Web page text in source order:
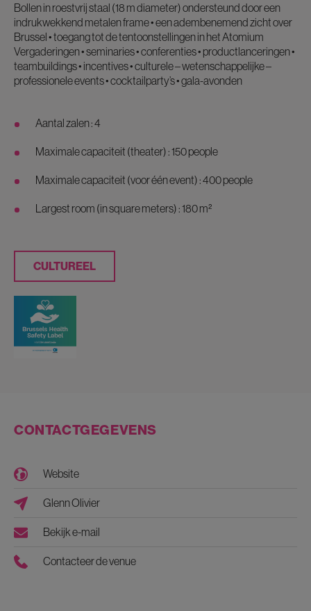
Bollen in roestvrij staal (18 m diameter) ondersteund door een
indrukwekkend metalen frame • een adembenemend zicht over
Brussel • toegang tot de tentoonstellingen in het Atomium
Vergaderingen • seminaries • conferenties • productlanceringen •
teambuildings • incentives • culturele – wetenschappelijke –
professionele events • cocktailparty’s • gala-avonden
Aantal zalen : 4
Maximale capaciteit (theater) : 150 people
Maximale capaciteit (voor één event) : 400 people
Largest room (in square meters) : 180 m²
CULTUREEL
CONTACTGEGEVENS
Website
Glenn Olivier
Bekijk e-mail
Contacteer de venue